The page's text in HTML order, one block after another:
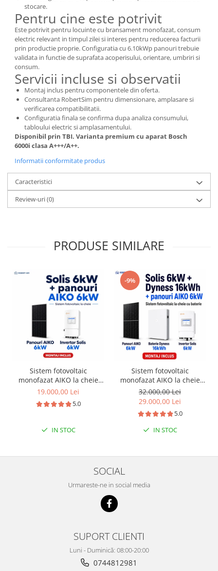
stocare.
Pentru cine este potrivit
Este potrivit pentru locuinte cu bransament monofazat, consum
electric relevant in timpul zilei si interes pentru reducerea facturii
prin productie proprie. Configuratia cu 6.10kWp panouri trebuie
validata in functie de suprafata acoperisului, orientare, umbriri si
consum.
Servicii incluse si observatii
Montaj inclus pentru componentele din oferta.
Consultanta RobertSim pentru dimensionare, amplasare si
verificarea compatibilitatii.
Configuratia finala se confirma dupa analiza consumului,
tabloului electric si amplasamentului.
Disponibil prin TBI. Varianta premium cu aparat Bosch
6000i clasa A+++/A++.
Informatii conformitate produs
Caracteristici
Review-uri(0)
PRODUSE SIMILARE
Sistem fotovoltaic
monofazat AIKO la cheie
6kW + instalare
19.000,00 Lei
5.0
IN STOC
-9%
Sistem fotovoltaic
monofazat AIKO la cheie
6kW + baterie Dyness
16kWh + instalare
32.000,00 Lei
29.000,00 Lei
5.0
IN STOC
SOCIAL
Urmareste-ne in social media
SUPORT CLIENTI
Luni - Duminică: 08:00-20:00
0744812981